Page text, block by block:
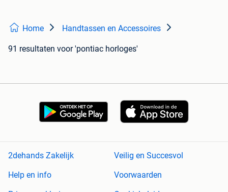
Home Handtassen en Accessoires
91 resultaten voor 'pontiac horloges'
2dehands Zakelijk
Veilig en Succesvol
Help en info
Voorwaarden